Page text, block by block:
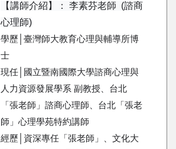
【講師介紹】： 李素芬老師 (諮商
心理師)
學歷│臺灣師大教育心理與輔導所博
士
現任│國立暨南國際大學諮商心理與
人力資源發展學系 副教授、台北
「張老師」諮商心理師、台北「張老
師」心理學苑特約講師
經歷│資深專任「張老師」、文化大